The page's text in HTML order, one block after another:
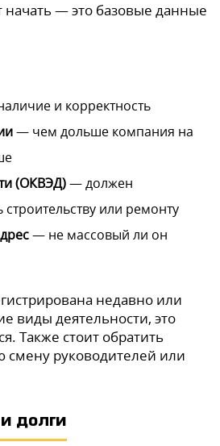
начать — это базовые данные
и корректность
— чем дольше компания на
(ОКВЭД)— должен
строительству или ремонту
— не массовый ли он
недавно или
виды деятельности, это
Также стоит обратить
смену руководителей или
долги